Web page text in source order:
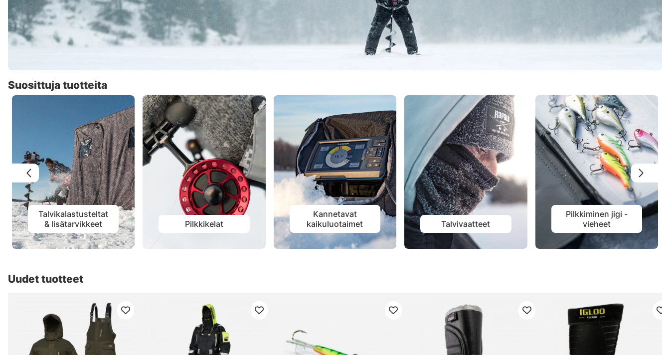
Suosittuja tuotteita
Talvikalastusteltat
& lisätarvikkeet
Pilkkikelat
Kannetavat
kaikuluotaimet
Talvivaatteet
Pilkkiminen jigi -
vieheet
Uudet tuotteet